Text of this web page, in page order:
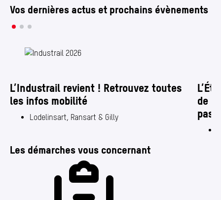
Annuaire
Vos dernières actus et prochains évènements
L’Industrail revient ! Retrouvez toutes
les infos mobilité
Lodelinsart, Ransart & Gilly
de
Les démarches vous concernant